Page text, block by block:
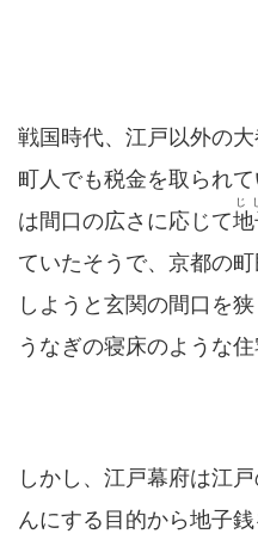
戦国時代、江戸以外の
町人でも税金を取られ
は間口の広さに応じて
じ
ていたそうで、京都の
しようと玄関の間口を
うなぎの寝床のような住
しかし、江戸幕府は江
んにする目的から地子